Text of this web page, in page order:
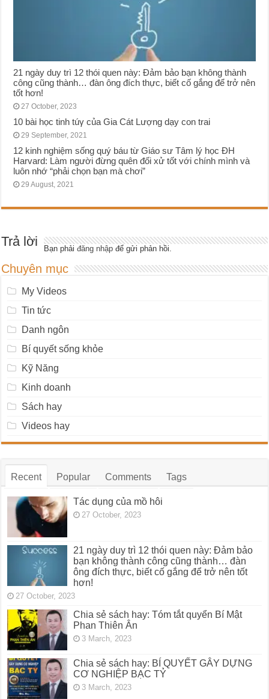
21 ngày duy trì 12 thói quen này: Đảm bảo bạn không thành
công cũng thành… đàn ông đích thực, biết cố gắng để trở nên
tốt hơn!
27 October, 2023
10 bài học tinh túγ của Gia Cát Lượng dạy con trai
29 September, 2021
12 kinh nghiệm sống quý báu từ Giáo sư Tâm lý học ĐH
Harvard: Làm người đừng quên đối xử tốt với chính mình và
luôn nhớ “phải chọn bạn mà chơi”
29 August, 2021
Trả lời Bạn phảiđăng nhập để gửi phản hồi.
Chuyên mục
My Videos
Tin tức
Danh ngôn
Bí quyết sống khỏe
Kỹ Năng
Kinh doanh
Sách hay
Videos hay
Recent Popular Comments Tags
Tác dụng của mồ hôi
27 October, 2023
21 ngày duy trì 12 thói quen này: Đảm bảo
bạn không thành công cũng thành… đàn
ông đích thực, biết cố gắng để trở nên tốt
hơn!
27 October, 2023
Chia sẻ sách hay: Tóm tắt quyển Bí Mật
Phan Thiên Ân
3 March, 2023
Chia sẻ sách hay: BÍ QUYẾT GÂY DỰNG
CƠ NGHIỆP BẠC TỶ
3 March, 2023